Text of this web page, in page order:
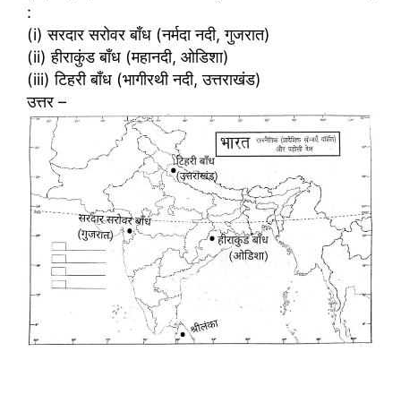
:
(i) सरदार सरोवर बाँध (नर्मदा नदी, गुजरात)
(ii) हीराकुंड बाँध (महानदी, ओडिशा)
(iii) टिहरी बाँध (भागीरथी नदी, उत्तराखंड)
उत्तर –